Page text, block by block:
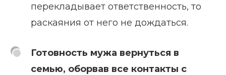
перекладывает ответственность, то
раскаяния от него не дождаться.
Готовность мужа вернуться в
семью, оборвав все контакты с